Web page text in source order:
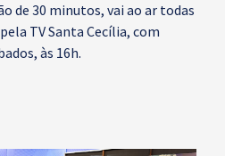
de 30 minutos, vai ao ar todas
TV Santa Cecília, com
às 16h.